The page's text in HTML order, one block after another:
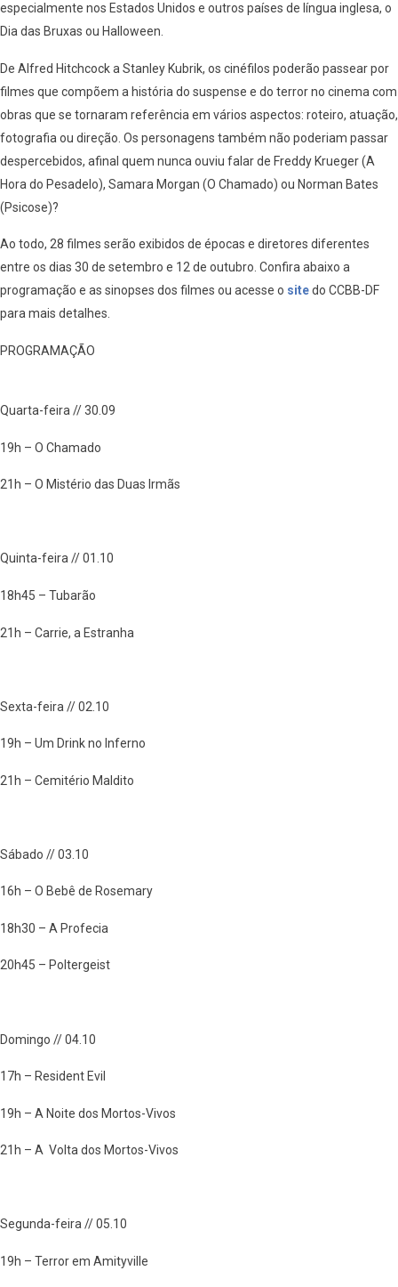
especialmente nos Estados Unidos e outros países de língua inglesa, o
Dia das Bruxas ou Halloween.
De Alfred Hitchcock a Stanley Kubrik, os cinéfilos poderão passear por
filmes que compõem a história do suspense e do terror no cinema com
obras que se tornaram referência em vários aspectos: roteiro, atuação,
fotografia ou direção. Os personagens também não poderiam passar
despercebidos, afinal quem nunca ouviu falar de Freddy Krueger (A
Hora do Pesadelo), Samara Morgan (O Chamado) ou Norman Bates
(Psicose)?
Ao todo, 28 filmes serão exibidos de épocas e diretores diferentes
entre os dias 30 de setembro e 12 de outubro. Confira abaixo a
programação e as sinopses dos filmes ou acesse o sitedo CCBB-DF
para mais detalhes.
PROGRAMAÇÃO
Quarta-feira // 30.09
19h – O Chamado
21h – O Mistério das Duas Irmãs
Quinta-feira // 01.10
18h45 – Tubarão
21h – Carrie, a Estranha
Sexta-feira // 02.10
19h – Um Drink no Inferno
21h – Cemitério Maldito
Sábado // 03.10
16h – O Bebê de Rosemary
18h30 – A Profecia
20h45 – Poltergeist
Domingo // 04.10
17h – Resident Evil
19h – A Noite dos Mortos-Vivos
21h – A Volta dos Mortos-Vivos
Segunda-feira // 05.10
19h – Terror em Amityville